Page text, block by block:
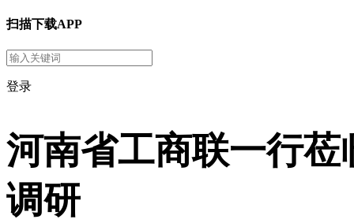
扫描下载APP
登录
河南省工商联一行
调研